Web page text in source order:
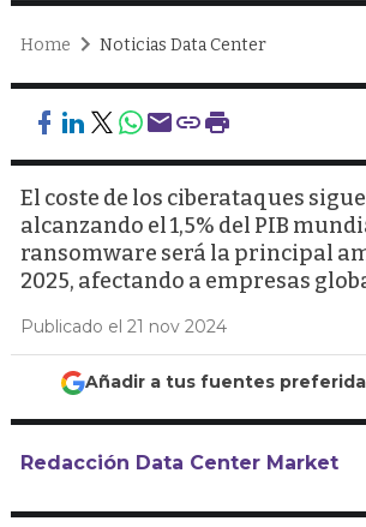
Home Noticias Data Center
El coste de los ciberataques
alcanzando el 1,5% del PIB
ransomware será la principal
2025, afectando a empresas
Publicado el 21 nov 2024
Añadir a tus fuentes
Redacción Data Center Market